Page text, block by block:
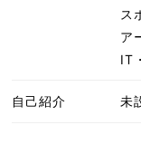
ス
ア
IT
自己紹介 未